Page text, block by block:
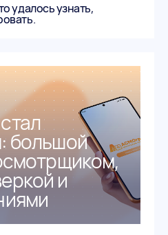
удалось узнать,
большой
и